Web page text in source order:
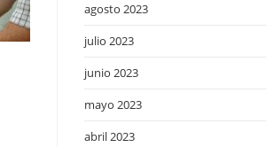
agosto 2023
julio 2023
junio 2023
mayo 2023
abril 2023